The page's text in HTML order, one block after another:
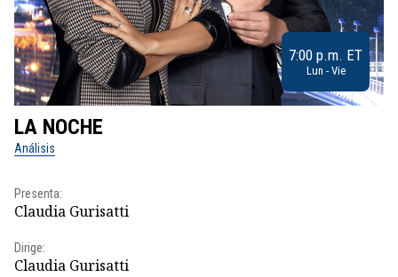
7:00 p.m. ET
Lun - Vie
LA NOCHE
Análisis
Presenta:
Claudia Gurisatti
Dirige:
Claudia Gurisatti